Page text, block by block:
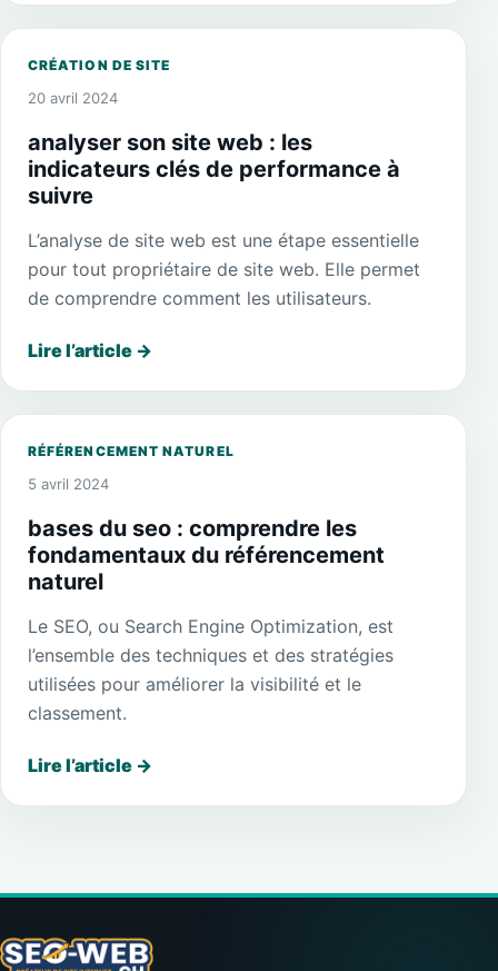
CRÉATION DE SITE
20 avril 2024
analyser son site web : les
indicateurs clés de performance à
suivre
L’analyse de site web est une étape essentielle
pour tout propriétaire de site web. Elle permet
de comprendre comment les utilisateurs.
Lire l’article →
RÉFÉRENCEMENT NATUREL
5 avril 2024
bases du seo : comprendre les
fondamentaux du référencement
naturel
Le SEO, ou Search Engine Optimization, est
l’ensemble des techniques et des stratégies
utilisées pour améliorer la visibilité et le
classement.
Lire l’article →